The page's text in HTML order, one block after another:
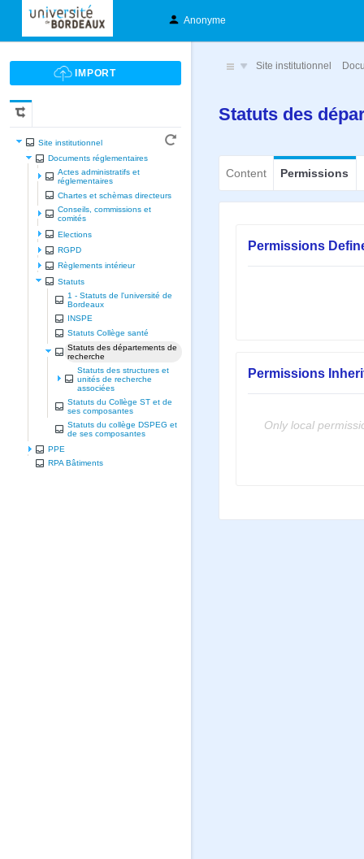
Anonyme
Site institutionnel
Documents réglementaires
Actes administratifs et
réglementaires
Chartes et schèmas directeurs
Conseils, commissions et
comités
Elections
RGPD
Règlements intérieur
Statuts
1 - Statuts de l'université de
Bordeaux
INSPE
Statuts Collège santé
Statuts des départements de
recherche
Statuts des structures et
unités de recherche
associées
Statuts du Collège ST et de
ses composantes
Statuts du collège DSPEG et
de ses composantes
PPE
RPA Bâtiments
Site institutionnel
Statuts des
Content Permissions
Permissions
Permissions
Only local